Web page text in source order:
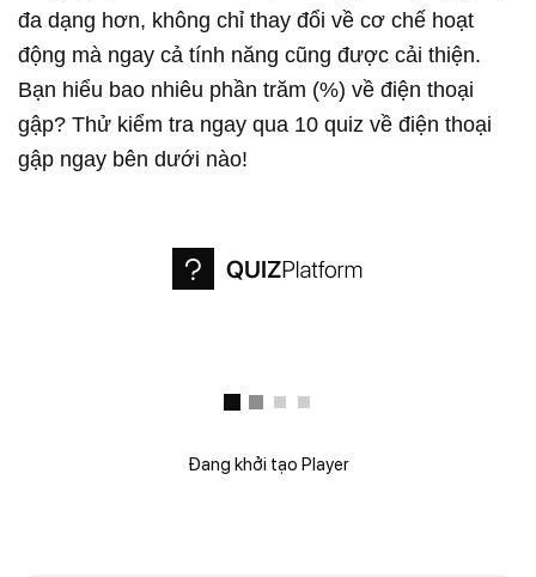
đa dạng hơn, không chỉ thay đổi về cơ chế hoạt
động mà ngay cả tính năng cũng được cải thiện.
Bạn hiểu bao nhiêu phần trăm (%) về điện thoại
gập? Thử kiểm tra ngay qua 10 quiz về điện thoại
gập ngay bên dưới nào!
Đang khởi tạo Player